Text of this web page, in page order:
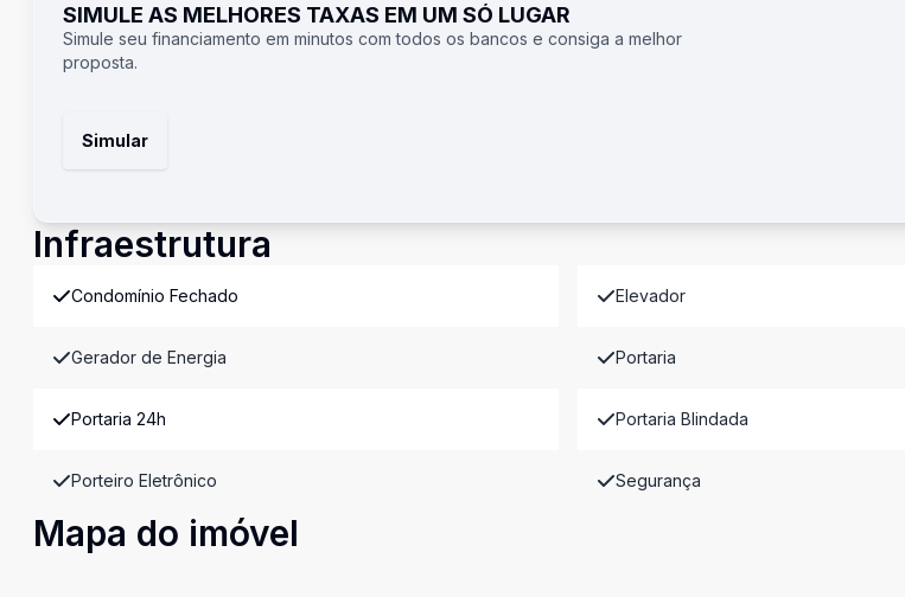
SIMULE AS MELHORES TAXAS EM UM SÓ LUGAR
Simule seu financiamento em minutos com todos os bancos e consiga a melhor
proposta.
Simular
Infraestrutura
Condomínio Fechado Elevador
Gerador de Energia Portaria
Portaria 24h Portaria Blindada
Porteiro Eletrônico Segurança
Mapa do imóvel